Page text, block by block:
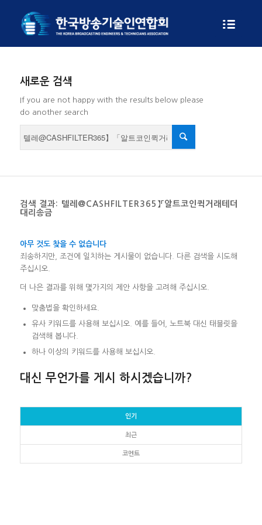
새로운 검색
If you are not happy with the results below please
do another search
검색 결과: 텔레@CASHFILTER365】「알트코인퀵거래테더
대리송금
아무 것도 찾을 수 없습니다
죄송하지만, 조건에 일치하는 게시물이 없습니다. 다른 검색을 시도해
주십시오.
더 나은 결과를 위해 몇가지의 제안 사항을 고려해 주십시오.
맞춤법을 확인하세요.
유사 키워드를 사용해 보십시오. 예를 들어, 노트북 대신 태블릿을
검색해 봅니다.
하나 이상의 키워드를 사용해 보십시오.
대신 무언가를 게시 하시겠습니까?
인기
최근
코멘트